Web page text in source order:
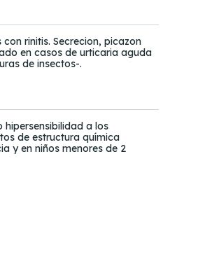
rinitis. Secrecion, picazon
en casos de urticaria aguda
de insectos-.
a los
de estructura química
y en niños menores de 2